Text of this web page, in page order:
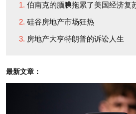
期，建筑商2010年也曾有
过一波上涨行情，但春日
销售旺季业绩不佳，而且
未能实现，因此同年秋季
伯南克的腼腆拖累了美国经济复
硅谷房地产市场狂热
房地产大亨特朗普的诉讼人生
最新文章：